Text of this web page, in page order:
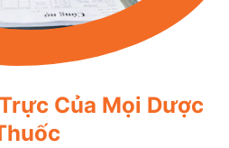
Của Mọi Dược